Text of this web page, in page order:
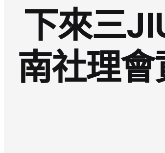
下來三
南社理